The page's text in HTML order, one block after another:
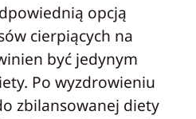
opcją
cierpiących na
być jedynym
Po wyzdrowieniu
zbilansowanej diety